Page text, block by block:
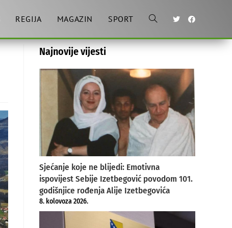
REGIJA MAGAZIN SPORT Toggle
search
Najnovije vijesti
Sjećanje koje ne blijedi: Emotivna
ispovijest Sebije Izetbegović povodom 101.
godišnjice rođenja Alije Izetbegovića
8. kolovoza 2026.